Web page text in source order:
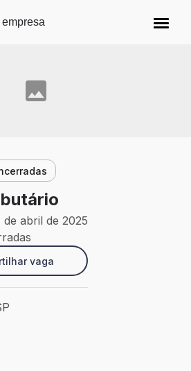
principal
empresa
de abril de 2025
vaga
São Paulo - SP